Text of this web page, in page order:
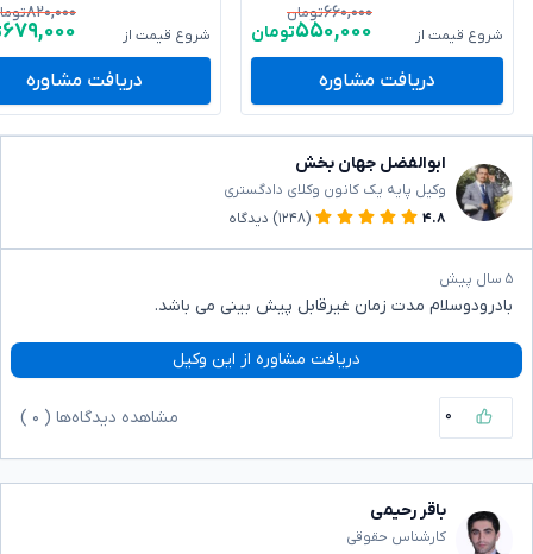
شروع قیمت از
۶۶۰,۰۰۰تومان
۵۵۰,۰۰۰تومان
دریافت مشاوره
شروع قیمت از
۸۲۰,۰۰۰
۶۷۹,۰۰۰
دریافت مشاوره
ابوالفضل جهان بخش
وکیل پایه یک کانون وکلای دادگستری
۴.۸
(۱۲۴۸) دیدگاه
۵ سال پیش
بادرودوسلام مدت زمان غیرقابل پیش بینی می باشد.
دریافت مشاوره از این وکیل
۰ مشاهده دیدگاه‌ها ( ۰
باقر رحیمی
کارشناس حقوقی